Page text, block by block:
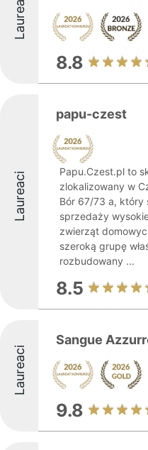
Laureaci
8.8
Laureaci
papu-czest
Papu.Czest.pl to
zlokalizowany w
Bór 67/73 a, który
sprzedaży
zwierząt
szeroką grupę
rozbudowany ...
8.5
Laureaci
Sangue
9.8